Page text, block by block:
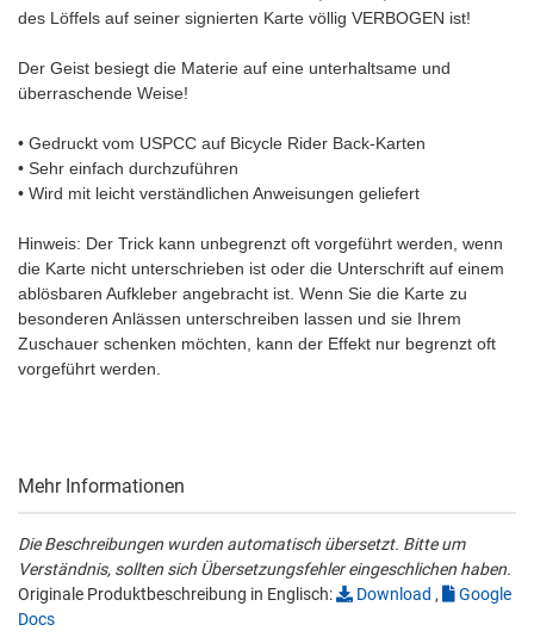
des Löffels auf seiner signierten Karte völlig VERBOGEN ist!
Der Geist besiegt die Materie auf eine unterhaltsame und
überraschende Weise!
• Gedruckt vom USPCC auf Bicycle Rider Back-Karten
• Sehr einfach durchzuführen
• Wird mit leicht verständlichen Anweisungen geliefert
Hinweis: Der Trick kann unbegrenzt oft vorgeführt werden, wenn
die Karte nicht unterschrieben ist oder die Unterschrift auf einem
ablösbaren Aufkleber angebracht ist. Wenn Sie die Karte zu
besonderen Anlässen unterschreiben lassen und sie Ihrem
Zuschauer schenken möchten, kann der Effekt nur begrenzt oft
vorgeführt werden.
Mehr Informationen
Die Beschreibungen wurden automatisch übersetzt. Bitte um
Verständnis, sollten sich Übersetzungsfehler eingeschlichen haben.
Originale Produktbeschreibung in Englisch:
Download ,
Google
Docs